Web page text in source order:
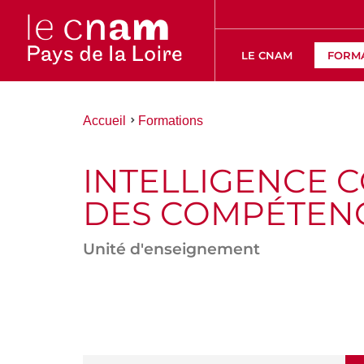
LE CNAM
Vous
Accueil Formations
INTELLIGENCE
DES
Unité d'enseignement